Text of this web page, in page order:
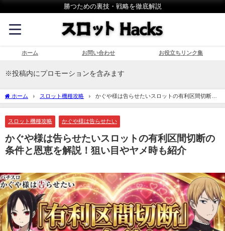
勝つための裏技・戦略を徹底解説
ホーム お問い合わせ お役立ちリンク集
※投稿内にプロモーションを含みます
ホーム スロット機種攻略
かぐや様は告らせたいスロットの有利区間切断の
条件と恩恵を解説！狙い目やヤメ時も紹介
スロット機種攻略 かぐや様は告らせたい
かぐや様は告らせたいスロットの有利区間切断の
条件と恩恵を解説！狙い目やヤメ時も紹介